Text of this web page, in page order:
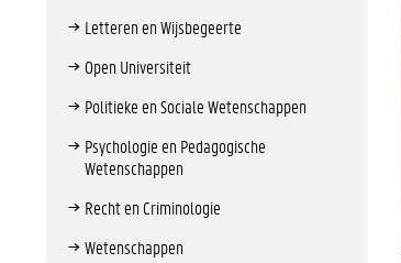
Letteren en Wijsbegeerte
Open Universiteit
Politieke en Sociale Wetenschappen
Psychologie en Pedagogische
Wetenschappen
Recht en Criminologie
Wetenschappen